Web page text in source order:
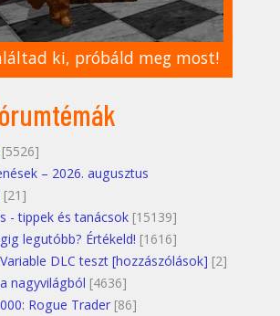
ki, próbáld meg most!
[5526]
– 2026. augusztus
[21]
- tippek és tanácsok [15139]
legutóbb? Értékeld! [1616]
DLC teszt [hozzászólások] [2]
nagyvilágból [4636]
Rogue Trader [86]